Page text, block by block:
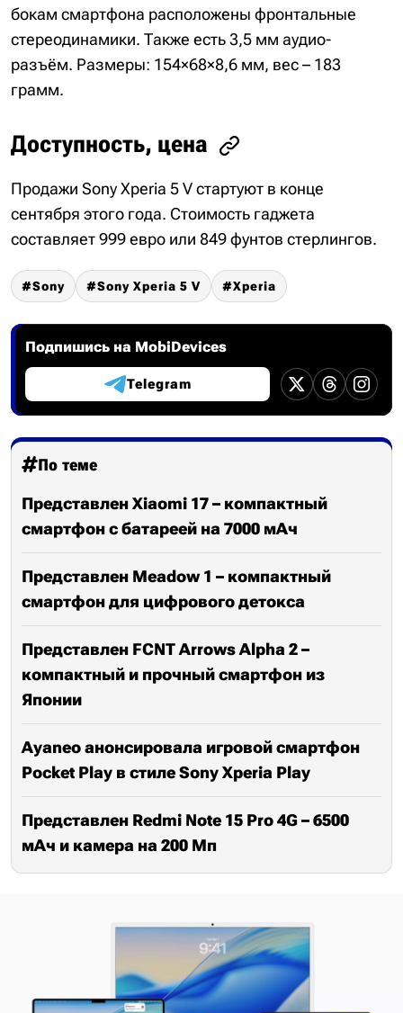
бокам смартфона расположены фронтальные
стереодинамики. Также есть 3,5 мм аудио-
разъём. Размеры: 154×68×8,6 мм, вес – 183
грамм.
Доступность, цена
Продажи Sony Xperia 5 V стартуют в конце
сентября этого года. Стоимость гаджета
составляет 999 евро или 849 фунтов стерлингов.
Sony Sony Xperia 5 V Xperia
Подпишись на MobiDevices
Telegram
По теме
Представлен Xiaomi 17 – компактный
смартфон с батареей на 7000 мАч
Представлен Meadow 1 – компактный
смартфон для цифрового детокса
Представлен FCNT Arrows Alpha 2 –
компактный и прочный смартфон из
Японии
Ayaneo анонсировала игровой смартфон
Pocket Play в стиле Sony Xperia Play
Представлен Redmi Note 15 Pro 4G – 6500
мАч и камера на 200 Мп